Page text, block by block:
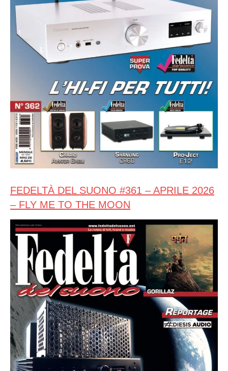
FEDELTÀ DEL SUONO #361 – APRILE 2026
– FLY ME TO THE MOON